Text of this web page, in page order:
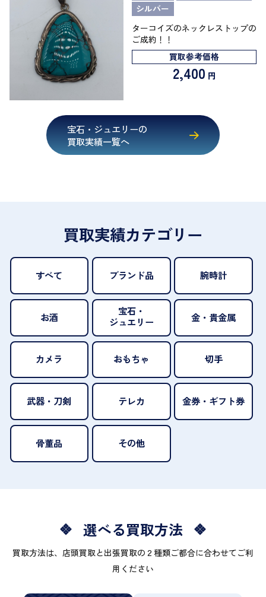
シルバー
ターコイズのネックレストップの
ご成約！！
買取参考価格
2,400 円
宝石・ジュエリーの
買取実績一覧へ
買取実績カテゴリー
すべて ブランド品 腕時計
お酒
宝石・
ジュエリー
金・貴金属
カメラ おもちゃ 切手
武器・刀剣 テレカ 金券・ギフト券
骨董品 その他
選べる買取方法
買取方法は、店頭買取と出張買取の２種類ご都合に合わせてご利
用ください